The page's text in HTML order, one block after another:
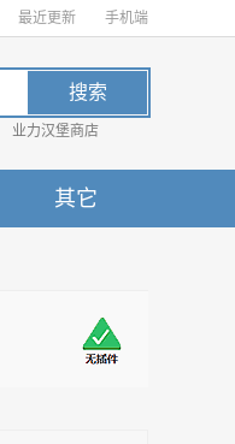
最近更新 手机端
业力汉堡商店
其它